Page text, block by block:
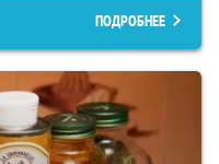
ПОДРОБНЕЕ